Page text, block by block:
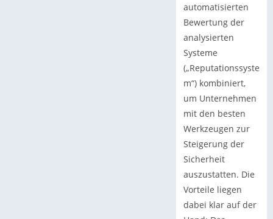
automatisierten
Bewertung der
analysierten
Systeme
(„Reputationssyste
m“) kombiniert,
um Unternehmen
mit den besten
Werkzeugen zur
Steigerung der
Sicherheit
auszustatten. Die
Vorteile liegen
dabei klar auf der